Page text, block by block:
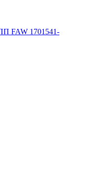
FAW 1701541-